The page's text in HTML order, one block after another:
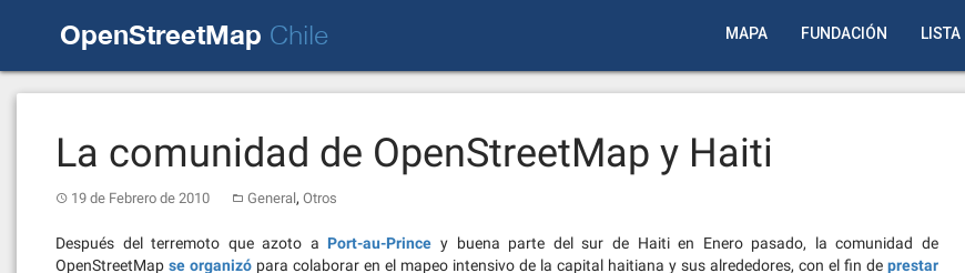
OpenStreetMap Chile MAPA FUNDACIÓN LISTA
La comunidad de OpenStreetMap y Haiti
19 de Febrero de 2010 General, Otros
Después del terremoto que azoto a Port-au-Prince y buena parte del sur de Haiti en Enero pasado, la comunidad de
OpenStreetMap se organizó para colaborar en el mapeo intensivo de la capital haitiana y sus alrededores, con el fin de prestar